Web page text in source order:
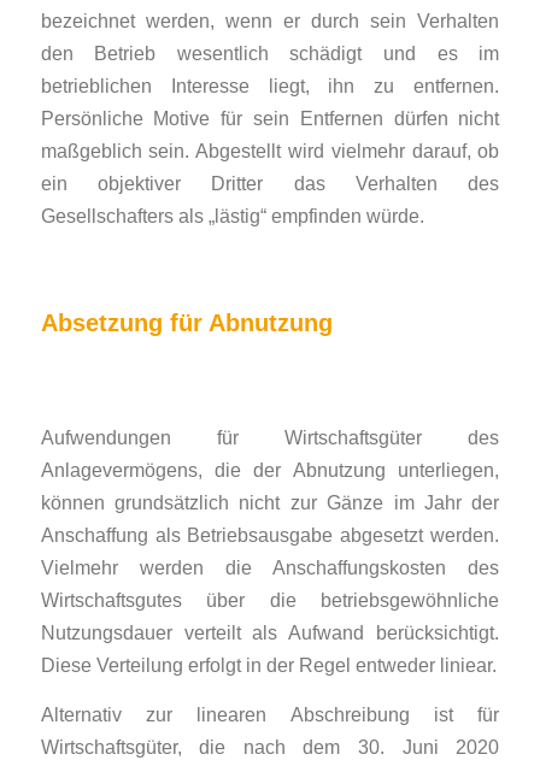
bezeichnet werden, wenn er durch sein Verhalten
den Betrieb wesentlich schädigt und es im
betrieblichen Interesse liegt, ihn zu entfernen.
Persönliche Motive für sein Entfernen dürfen nicht
maßgeblich sein. Abgestellt wird vielmehr darauf, ob
ein objektiver Dritter das Verhalten des
Gesellschafters als „lästig“ empfinden würde.
Absetzung für Abnutzung
Aufwendungen für Wirtschaftsgüter des
Anlagevermögens, die der Abnutzung unterliegen,
können grundsätzlich nicht zur Gänze im Jahr der
Anschaffung als Betriebsausgabe abgesetzt werden.
Vielmehr werden die Anschaffungskosten des
Wirtschaftsgutes über die betriebsgewöhnliche
Nutzungsdauer verteilt als Aufwand berücksichtigt.
Diese Verteilung erfolgt in der Regel entweder liniear.
Alternativ zur linearen Abschreibung ist für
Wirtschaftsgüter, die nach dem 30. Juni 2020